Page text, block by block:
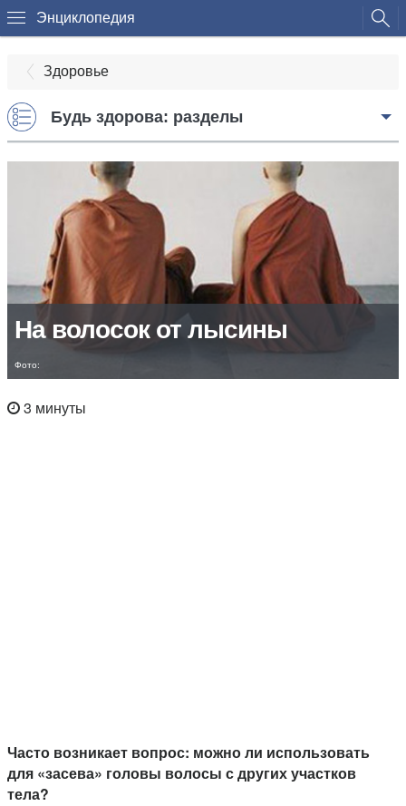
Энциклопедия
Здоровье
Будь здорова: разделы
На волосок от лысины
Фото:
3 минуты
Часто возникает вопрос: можно ли использовать
для «засева» головы волосы с других участков
тела?